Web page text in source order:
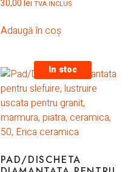
30,00 lei TVA INCLUS
Adaugă în coș
In stoc
PAD/DISCHETA